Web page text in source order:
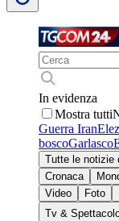
In evidenza
Mostra tutti
Guerra Iran
boscoGarlasco
Tutte le notizie
Cronaca
Video
Foto
Tv &